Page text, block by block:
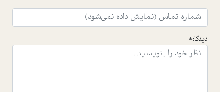
واقعی در ارتباط با اختلال شخصیت اسکزوئید و مشکلات و نیز
راهکارهای حل آن قرار می دهد که در اتاق درمان اتفاق افتاده
موثرترین راهکارهای استفاده از هوش مصنوعی در حوزه های
دیدگاه*